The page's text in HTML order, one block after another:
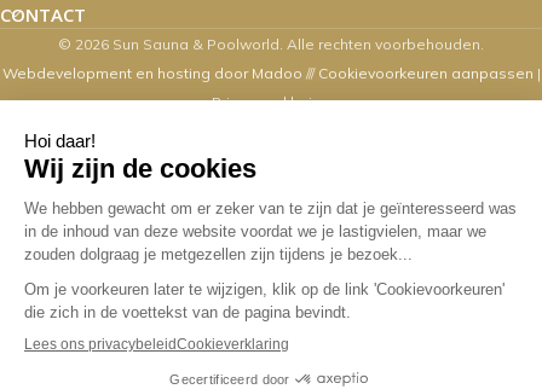
CONTACT
© 2026 Sun Sauna & Poolworld. Alle rechten voorbehouden.
Webdevelopment en hosting door Madoo /// Cookievoorkeuren aanpassen |
Privacyverklaring
Zaterdag's zijn wij van 10.00 t/m 16.00
uur geopend
Overige dagen mogelijk op afspraak. Contact via email,
webshop, whatsapp en telefonisch kan op alle